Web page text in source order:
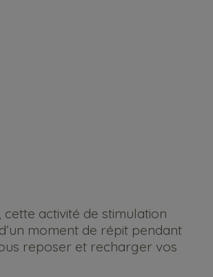
activité de stimulation
moment de répit pendant
reposer et recharger vos